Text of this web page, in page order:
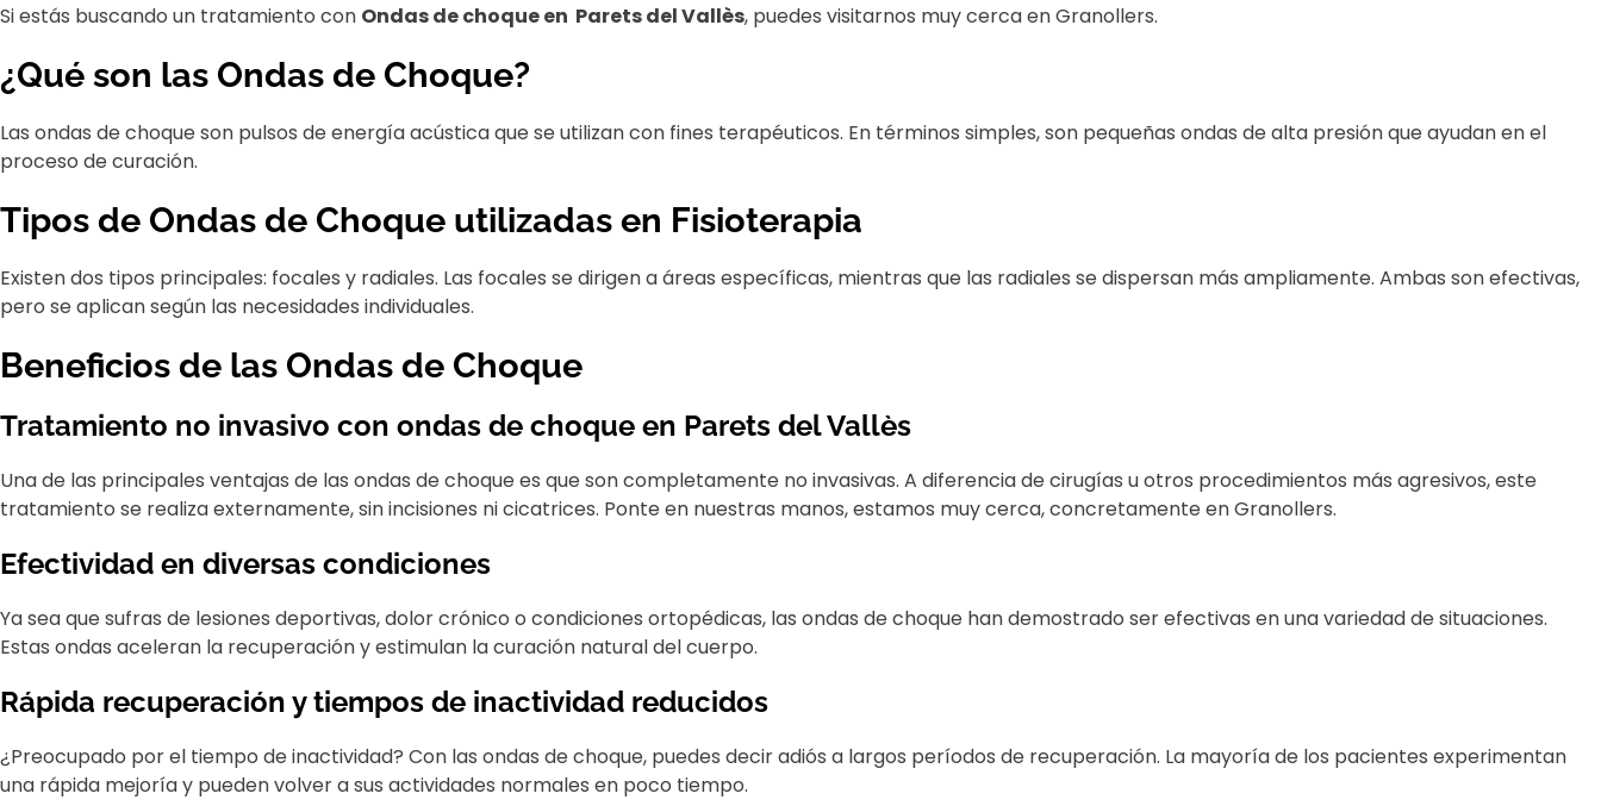
Si estás buscando un tratamiento con Ondas de choque en Parets del Vallès, puedes visitarnos muy cerca en Granollers.
¿Qué son las Ondas de Choque?
Las ondas de choque son pulsos de energía acústica que se utilizan con fines terapéuticos. En términos simples, son pequeñas ondas de alta presión que ayudan en el
proceso de curación.
Tipos de Ondas de Choque utilizadas en Fisioterapia
Existen dos tipos principales: focales y radiales. Las focales se dirigen a áreas específicas, mientras que las radiales se dispersan más ampliamente. Ambas son efectivas,
pero se aplican según las necesidades individuales.
Beneficios de las Ondas de Choque
Tratamiento no invasivo con ondas de choque en Parets del Vallès
Una de las principales ventajas de las ondas de choque es que son completamente no invasivas. A diferencia de cirugías u otros procedimientos más agresivos, este
tratamiento se realiza externamente, sin incisiones ni cicatrices. Ponte en nuestras manos, estamos muy cerca, concretamente en Granollers.
Efectividad en diversas condiciones
Ya sea que sufras de lesiones deportivas, dolor crónico o condiciones ortopédicas, las ondas de choque han demostrado ser efectivas en una variedad de situaciones.
Estas ondas aceleran la recuperación y estimulan la curación natural del cuerpo.
Rápida recuperación y tiempos de inactividad reducidos
¿Preocupado por el tiempo de inactividad? Con las ondas de choque, puedes decir adiós a largos períodos de recuperación. La mayoría de los pacientes experimentan
una rápida mejoría y pueden volver a sus actividades normales en poco tiempo.